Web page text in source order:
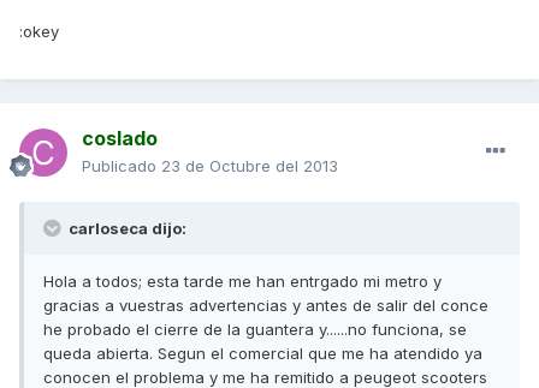
:okey
coslado
Publicado 23 de Octubre del 2013
carloseca dijo:
Hola a todos; esta tarde me han entrgado mi metro y
gracias a vuestras advertencias y antes de salir del conce
he probado el cierre de la guantera y......no funciona, se
queda abierta. Segun el comercial que me ha atendido ya
conocen el problema y me ha remitido a peugeot scooters